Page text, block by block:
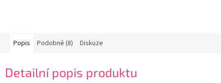
Popis Podobné (8) Diskuze
Detailní popis produktu